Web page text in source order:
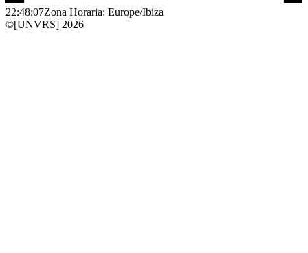
22:48:07Zona Horaria: Europe/Ibiza
©[UNVRS] 2026